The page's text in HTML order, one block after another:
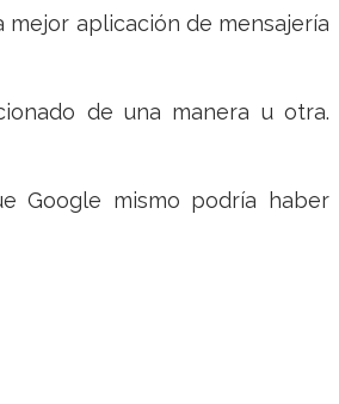
mejor aplicación de mensajería
de una manera u otra.
Google mismo podría haber